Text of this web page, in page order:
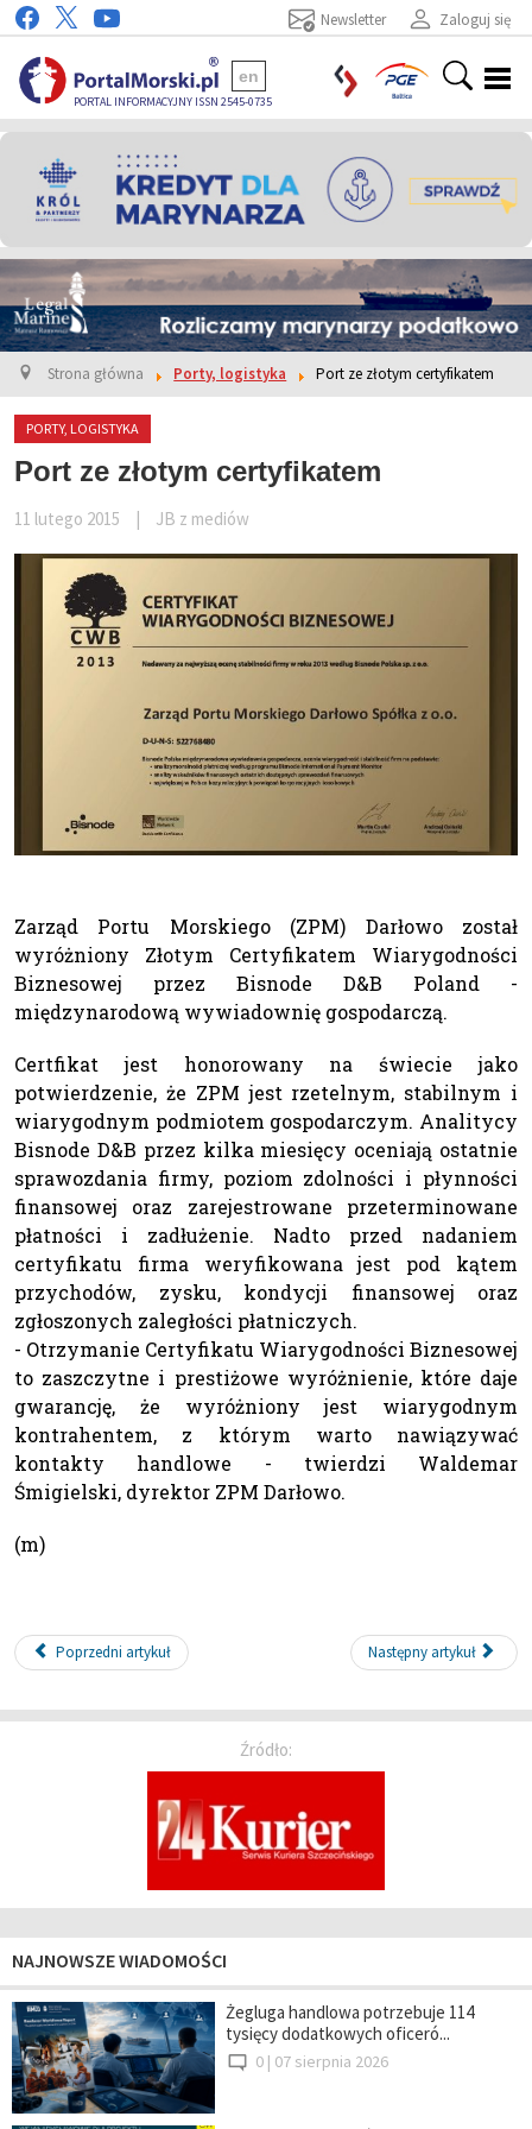
Zaloguj się
Newsletter
PORTAL INFORMACYJNY ISSN 2545-0735
en
Strona główna Porty, logistyka Port ze złotym certyfikatem
PORTY, LOGISTYKA
Port ze złotym certyfikatem
11 lutego 2015 JB z mediów
Zarząd Portu Morskiego (ZPM) Darłowo został
wyróżniony Złotym Certyfikatem Wiarygodności
Biznesowej przez Bisnode D&B Poland -
międzynarodową wywiadownię gospodarczą.
Certfikat jest honorowany na świecie jako
potwierdzenie, że ZPM jest rzetelnym, stabilnym i
wiarygodnym podmiotem gospodarczym. Analitycy
Bisnode D&B przez kilka miesięcy oceniają ostatnie
sprawozdania firmy, poziom zdolności i płynności
finansowej oraz zarejestrowane przeterminowane
płatności i zadłużenie. Nadto przed nadaniem
certyfikatu firma weryfikowana jest pod kątem
przychodów, zysku, kondycji finansowej oraz
zgłoszonych zaległości płatniczych.
- Otrzymanie Certyfikatu Wiarygodności Biznesowej
to zaszczytne i prestiżowe wyróżnienie, które daje
gwarancję, że wyróżniony jest wiarygodnym
kontrahentem, z którym warto nawiązywać
kontakty handlowe - twierdzi Waldemar
Śmigielski, dyrektor ZPM Darłowo.
(m)
Poprzedni artykuł Następny artykuł
Źródło:
NAJNOWSZE WIADOMOŚCI
Żegluga handlowa potrzebuje 114
tysięcy dodatkowych oficeró...
0 | 07 sierpnia 2026